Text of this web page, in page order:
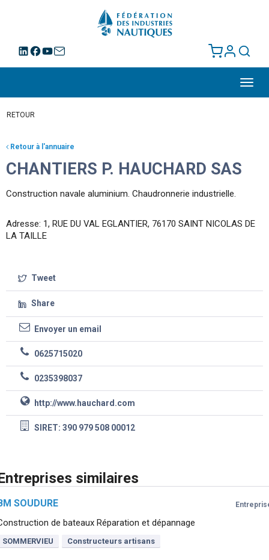
RETOUR
Retour à l'annuaire
CHANTIERS P. HAUCHARD SAS
Construction navale aluminium. Chaudronnerie industrielle.
Adresse: 1, RUE DU VAL EGLANTIER, 76170 SAINT NICOLAS DE
LA TAILLE
Tweet
Share
Envoyer un email
0625715020
0235398037
http://www.hauchard.com
SIRET: 390 979 508 00012
similaires
SOUDURE
de bateaux Réparation et dépannage
SOMMERVIEU Constructeurs artisans